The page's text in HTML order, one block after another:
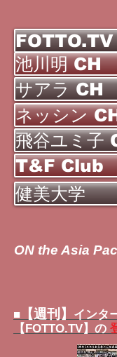
FOTTO.TV
池川明 CH
サアラ CH
ネッシン
飛谷ユミ子
T&F Club
健美大学
ON the Asia
■ 【週刊】
インタ
【FOTTO.TV】の